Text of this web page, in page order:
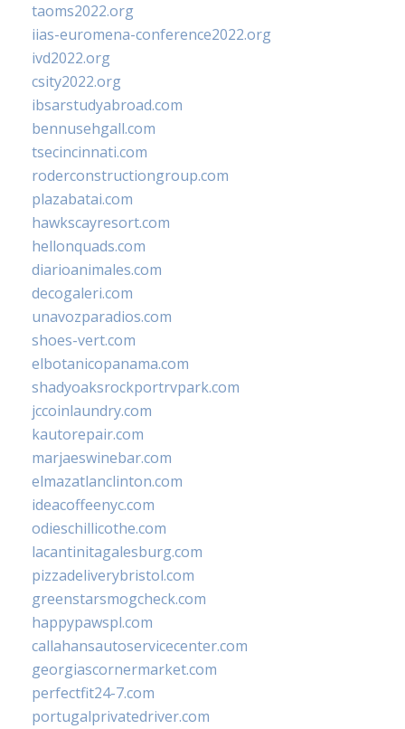
taoms2022.org
iias-euromena-conference2022.org
ivd2022.org
csity2022.org
ibsarstudyabroad.com
bennusehgall.com
tsecincinnati.com
roderconstructiongroup.com
plazabatai.com
hawkscayresort.com
hellonquads.com
diarioanimales.com
decogaleri.com
unavozparadios.com
shoes-vert.com
elbotanicopanama.com
shadyoaksrockportrvpark.com
jccoinlaundry.com
kautorepair.com
marjaeswinebar.com
elmazatlanclinton.com
ideacoffeenyc.com
odieschillicothe.com
lacantinitagalesburg.com
pizzadeliverybristol.com
greenstarsmogcheck.com
happypawspl.com
callahansautoservicecenter.com
georgiascornermarket.com
perfectfit24-7.com
portugalprivatedriver.com